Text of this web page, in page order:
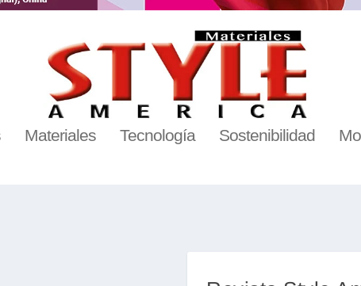
Materiales Tecnología Sostenibilidad